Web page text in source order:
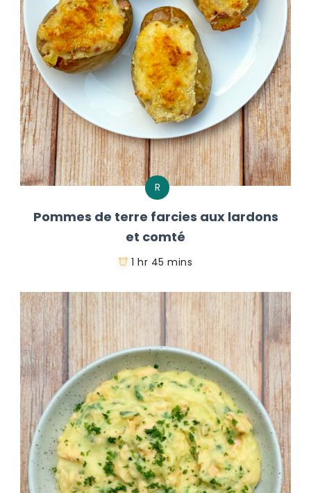
R
Pommes de terre farcies aux lardons
et comté
1 hr 45 mins